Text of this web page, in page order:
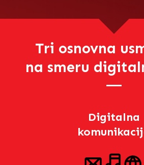
Tri osnovna
na smeru
Digitalna